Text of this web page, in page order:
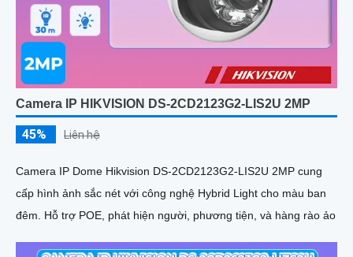
Camera IP HIKVISION DS-2CD2123G2-LIS2U 2MP
45% Liên hệ
Camera IP Dome Hikvision DS-2CD2123G2-LIS2U 2MP cung
cấp hình ảnh sắc nét với công nghệ Hybrid Light cho màu ban
đêm. Hỗ trợ POE, phát hiện người, phương tiện, và hàng rào ảo